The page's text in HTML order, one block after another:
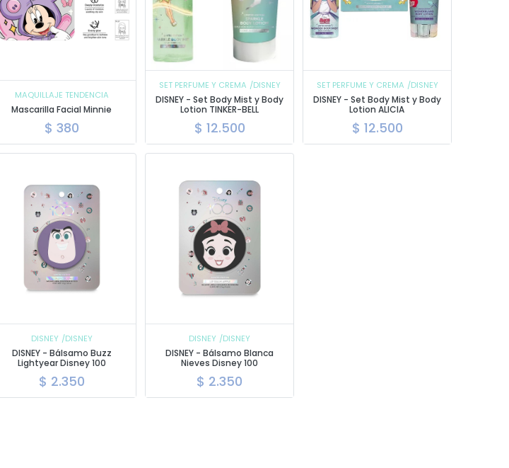
MAQUILLAJE TENDENCIA
Mascarilla Facial Minnie
$380
SET PERFUME Y CREMA /DISNEY
DISNEY - Set Body Mist y Body
Lotion TINKER-BELL
$ 12.500
SET PERFUME Y CREMA /DISNEY
DISNEY - Set Body Mist y Body
Lotion ALICIA
$ 12.500
DISNEY /DISNEY
DISNEY - Bálsamo Buzz
Lightyear Disney 100
$ 2.350
DISNEY /DISNEY
DISNEY - Bálsamo Blanca
Nieves Disney 100
$ 2.350